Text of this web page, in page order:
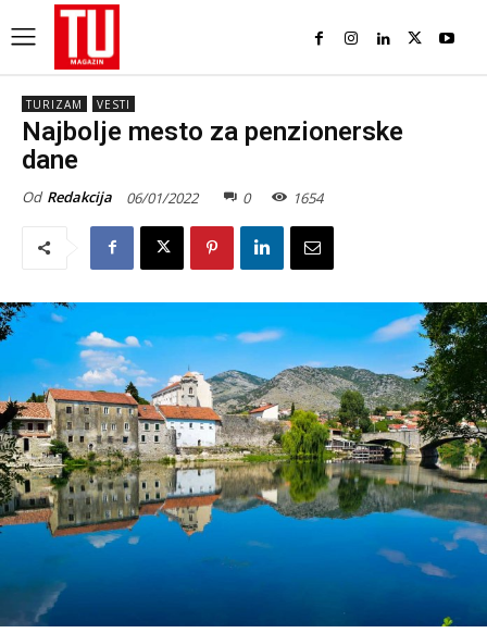
TURIZAM VESTI
Najbolje mesto za penzionerske
dane
Od Redakcija 06/01/2022 0 1654